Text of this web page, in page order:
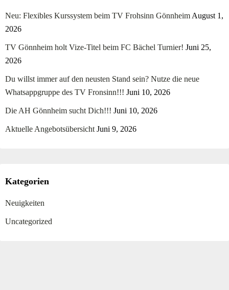
Neu: Flexibles Kurssystem beim TV Frohsinn Gönnheim August 1,
2026
TV Gönnheim holt Vize-Titel beim FC Bächel Turnier! Juni 25,
2026
Du willst immer auf den neusten Stand sein? Nutze die neue
Whatsappgruppe des TV Fronsinn!!! Juni 10, 2026
Die AH Gönnheim sucht Dich!!! Juni 10, 2026
Aktuelle Angebotsübersicht Juni 9, 2026
Kategorien
Neuigkeiten
Uncategorized